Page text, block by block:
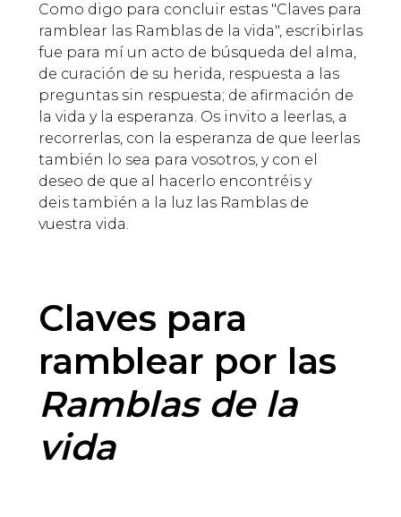
Como digo para concluir estas "Claves para
ramblear las Ramblas de la vida", escribirlas
fue para mí un acto de búsqueda del alma,
de curación de su herida, respuesta a las
preguntas sin respuesta; de afirmación de
la vida y la esperanza. Os invito a leerlas, a
recorrerlas, con la esperanza de que leerlas
también lo sea para vosotros, y con el
deseo de que al hacerlo encontréis y
deis también a la luz las Ramblas de
vuestra vida.
Claves para
ramblear por las
Ramblas de la
vida